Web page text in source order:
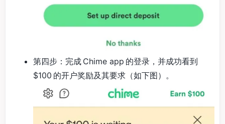
第四步：完成 Chime app 的登录，并成功看到
$100 的开户奖励及其要求（如下图）。